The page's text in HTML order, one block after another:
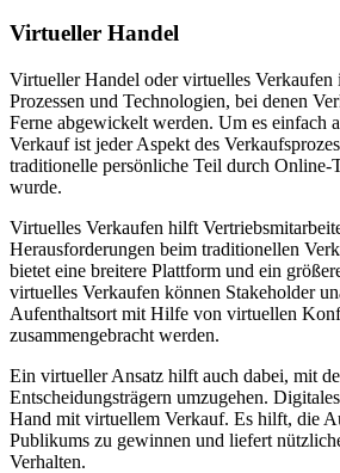
Virtueller Handel
Virtueller Handel oder virtuelles Verkaufen
Prozessen und Technologien, bei denen
Ferne abgewickelt werden. Um es einfach
Verkauf ist jeder Aspekt des
traditionelle persönliche Teil durch Online-
wurde.
Virtuelles Verkaufen hilft
Herausforderungen beim traditionellen
bietet eine breitere Plattform und ein
virtuelles Verkaufen können Stakeholder
Aufenthaltsort mit Hilfe von virtuellen
zusammengebracht werden.
Ein virtueller Ansatz hilft auch dabei, mit
Entscheidungsträgern umzugehen.
Hand mit virtuellem Verkauf. Es hilft, die
Publikums zu gewinnen und liefert
Verhalten.